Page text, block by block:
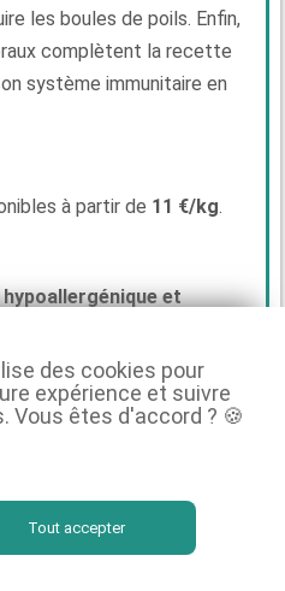
les boules de poils. Enfin,
complètent la recette
système immunitaire en
à partir de 11 €/kg.
et
prévention chez les
qu’elles sont enrichies
le zinc et le cuivre,
B12, D3 et E
des cookies pour
expérience et suivre
Vous êtes d'accord ? 🍪
Tout accepter